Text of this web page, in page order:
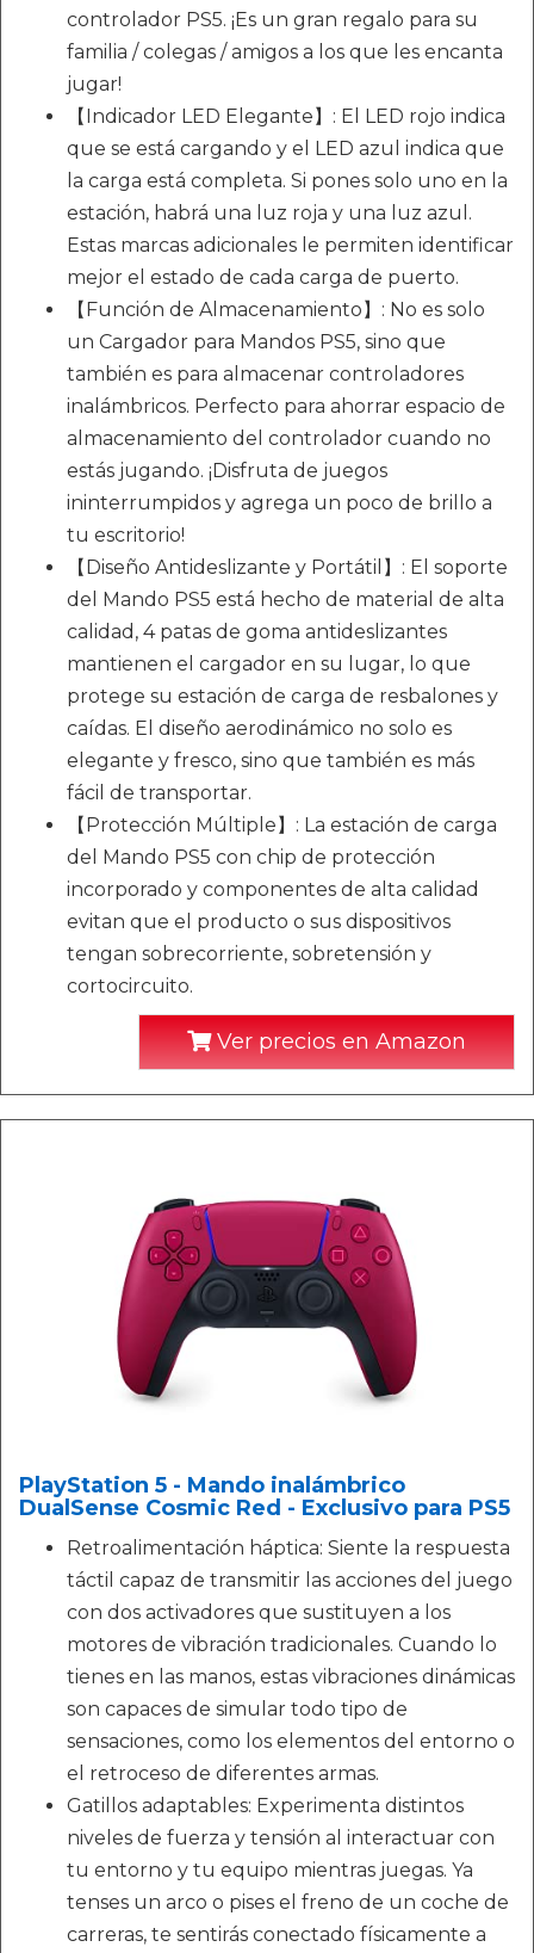
controlador PS5. ¡Es un gran regalo para su
familia / colegas / amigos a los que les encanta
jugar!
【Indicador LED Elegante】: El LED rojo indica
que se está cargando y el LED azul indica que
la carga está completa. Si pones solo uno en la
estación, habrá una luz roja y una luz azul.
Estas marcas adicionales le permiten identificar
mejor el estado de cada carga de puerto.
【Función de Almacenamiento】: No es solo
un Cargador para Mandos PS5, sino que
también es para almacenar controladores
inalámbricos. Perfecto para ahorrar espacio de
almacenamiento del controlador cuando no
estás jugando. ¡Disfruta de juegos
ininterrumpidos y agrega un poco de brillo a
tu escritorio!
【Diseño Antideslizante y Portátil】: El soporte
del Mando PS5 está hecho de material de alta
calidad, 4 patas de goma antideslizantes
mantienen el cargador en su lugar, lo que
protege su estación de carga de resbalones y
caídas. El diseño aerodinámico no solo es
elegante y fresco, sino que también es más
fácil de transportar.
【Protección Múltiple】: La estación de carga
del Mando PS5 con chip de protección
incorporado y componentes de alta calidad
evitan que el producto o sus dispositivos
tengan sobrecorriente, sobretensión y
cortocircuito.
Ver precios en Amazon
PlayStation 5 - Mando inalámbrico
DualSense Cosmic Red - Exclusivo para PS5
Retroalimentación háptica: Siente la respuesta
táctil capaz de transmitir las acciones del juego
con dos activadores que sustituyen a los
motores de vibración tradicionales. Cuando lo
tienes en las manos, estas vibraciones dinámicas
son capaces de simular todo tipo de
sensaciones, como los elementos del entorno o
el retroceso de diferentes armas.
Gatillos adaptables: Experimenta distintos
niveles de fuerza y tensión al interactuar con
tu entorno y tu equipo mientras juegas. Ya
tenses un arco o pises el freno de un coche de
carreras, te sentirás conectado físicamente a